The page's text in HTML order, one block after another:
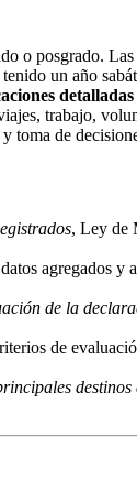
o posgrado.
un año
detalladas
trabajo,
toma de
, Ley de
agregados y
de la
de
destinos